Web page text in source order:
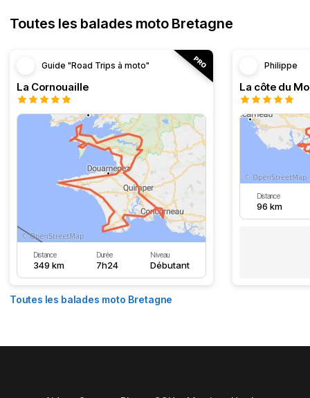
Toutes les balades moto Bretagne
Guide "Road Trips à moto"
La Cornouaille
Distance
349 km
Durée
7h24
Niveau
Débutant
Philippe
Distance
96 km
Toutes les balades moto Bretagne